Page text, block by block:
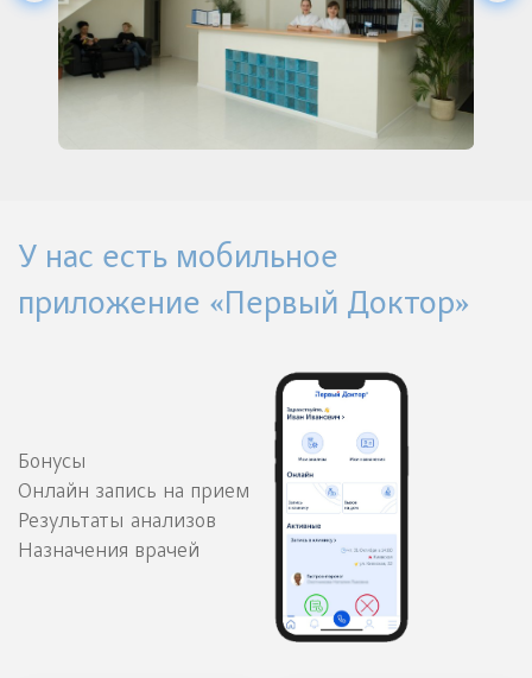
У нас есть мобильное
приложение «Первый Доктор»
Бонусы
Онлайн запись на прием
Результаты анализов
Назначения врачей